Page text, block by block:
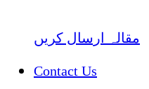
مقالہ ارسال کریں
Contact Us